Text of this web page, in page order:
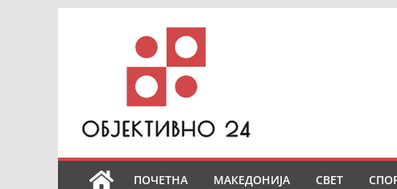
ПОЧЕТНА МАКЕДОНИЈА СВЕТ